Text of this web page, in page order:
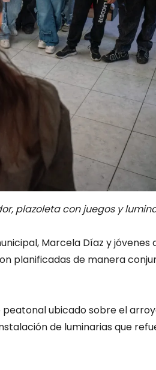
plazoleta con juegos y
Marcela Díaz y jóvenes
planificadas de manera
ubicado sobre el
de luminarias que